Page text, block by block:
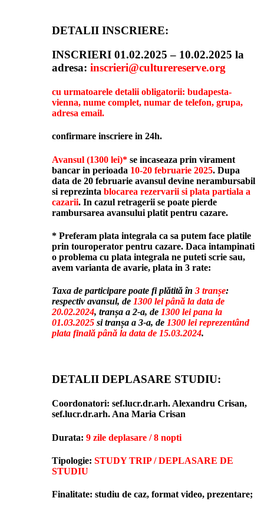
DETALII INSCRIERE:
INSCRIERI 01.02.2025 – 10.02.2025 la
adresa: inscrieri@culturereserve.org
cu urmatoarele detalii obligatorii: budapesta-
vienna, nume complet, numar de telefon, grupa,
adresa email.
confirmare inscriere in 24h.
Avansul (1300 lei)* se incaseaza prin virament
bancar in perioada 10-20 februarie 2025. Dupa
data de 20 februarie avansul devine nerambursabil
si reprezinta blocarea rezervarii si plata partiala a
cazarii. In cazul retragerii se poate pierde
rambursarea avansului platit pentru cazare.
* Preferam plata integrala ca sa putem face platile
prin touroperator pentru cazare. Daca intampinati
o problema cu plata integrala ne puteti scrie sau,
avem varianta de avarie, plata in 3 rate:
Taxa de participare poate fi plătită în 3 tranșe:
respectiv avansul, de 1300 lei până la data de
20.02.2024, tranșa a 2-a, de 1300 lei pana la
01.03.2025 sitranșa a 3-a, de 1300 lei reprezentând
plata finală până la data de 15.03.2024.
DETALII DEPLASARE STUDIU:
Coordonatori: sef.lucr.dr.arh. Alexandru Crisan,
sef.lucr.dr.arh. Ana Maria Crisan
Durata: 9 zile deplasare / 8 nopti
Tipologie: STUDY TRIP / DEPLASARE DE
STUDIU
Finalitate: studiu de caz, format video, prezentare;